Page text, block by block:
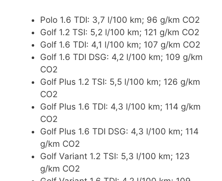
Polo 1.6 TDI: 3,7 l/100 km; 96 g/km CO2
Golf 1.2 TSI: 5,2 l/100 km; 121 g/km CO2
Golf 1.6 TDI: 4,1 l/100 km; 107 g/km CO2
Golf 1.6 TDI DSG: 4,2 l/100 km; 109 g/km
CO2
Golf Plus 1.2 TSI: 5,5 l/100 km; 126 g/km
CO2
Golf Plus 1.6 TDI: 4,3 l/100 km; 114 g/km
CO2
Golf Plus 1.6 TDI DSG: 4,3 l/100 km; 114
g/km CO2
Golf Variant 1.2 TSI: 5,3 l/100 km; 123
g/km CO2